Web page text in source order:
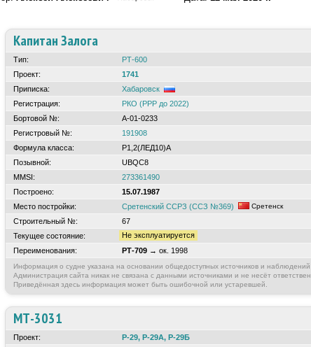
Капитан Залога
Тип:
РТ-600
Проект:
1741
Приписка:
Хабаровск
Регистрация:
РКО (РРР до 2022)
Бортовой №:
А-01-0233
Регистровый №:
191908
Формула класса:
Р1,2(ЛЕД10)А
Позывной:
UBQC8
MMSI:
273361490
Построено:
15.07.1987
Место постройки:
Сретенский ССРЗ (ССЗ №369) Сретенск
Строительный №:
67
Текущее состояние:
Не эксплуатируется
Переименования:
РТ-709 → ок. 1998
Информация о судне указана на основании общедоступных источников и наблюдений
Администрация сайта никак не связана с данными источниками и не несёт
Приведённая здесь информация может быть ошибочной или устаревшей.
МТ-3031
Проект:
Р-29, Р-29А, Р-29Б